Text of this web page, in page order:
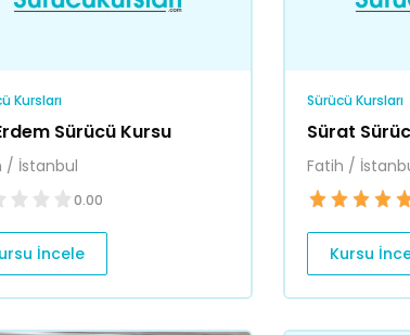
Kursları
Sürücü Kursu
/ İstanbul
0.00
İncele
Sürücü Kursları
Sürat
Fatih /
Kursu